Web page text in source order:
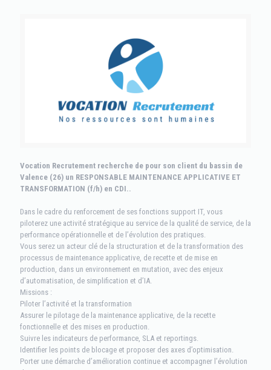
Vocation Recrutement recherche de pour son client du bassin de
Valence (26) un RESPONSABLE MAINTENANCE APPLICATIVE ET
TRANSFORMATION (f/h) en CDI..
Dans le cadre du renforcement de ses fonctions support IT, vous
piloterez une activité stratégique au service de la qualité de service, de la
performance opérationnelle et de l’évolution des pratiques.
Vous serez un acteur clé de la structuration et de la transformation des
processus de maintenance applicative, de recette et de mise en
production, dans un environnement en mutation, avec des enjeux
d’automatisation, de simplification et d’IA.
Missions :
Piloter l’activité et la transformation
Assurer le pilotage de la maintenance applicative, de la recette
fonctionnelle et des mises en production.
Suivre les indicateurs de performance, SLA et reportings.
Identifier les points de blocage et proposer des axes d’optimisation.
Porter une démarche d’amélioration continue et accompagner l’évolution